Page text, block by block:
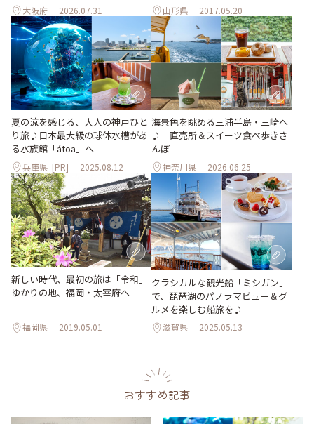
大阪府 2026.07.31 山形県 2017.05.20
夏の涼を感じる、大人の神戸ひと
り旅♪日本最大級の球体水槽があ
る水族館「átoa」へ
兵庫県 [PR] 2025.08.12
海景色を眺める三浦半島・三崎へ
♪ 直売所＆スイーツ食べ歩きさ
んぽ
神奈川県 2026.06.25
新しい時代、最初の旅は「令和」
ゆかりの地、福岡・太宰府へ
福岡県 2019.05.01
クラシカルな観光船「ミシガン」
で、琵琶湖のパノラマビュー＆グ
ルメを楽しむ船旅を♪
滋賀県 2025.05.13
おすすめ記事